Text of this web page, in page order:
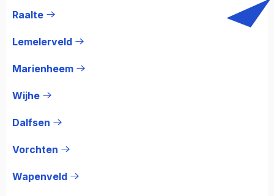
Raalte
Lemelerveld
Marienheem
Wijhe
Dalfsen
Vorchten
Wapenveld